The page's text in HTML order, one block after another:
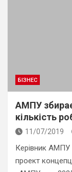
БІЗНЕС
АМПУ
кількість
11/07/2019
Керівник АМПУ
проект